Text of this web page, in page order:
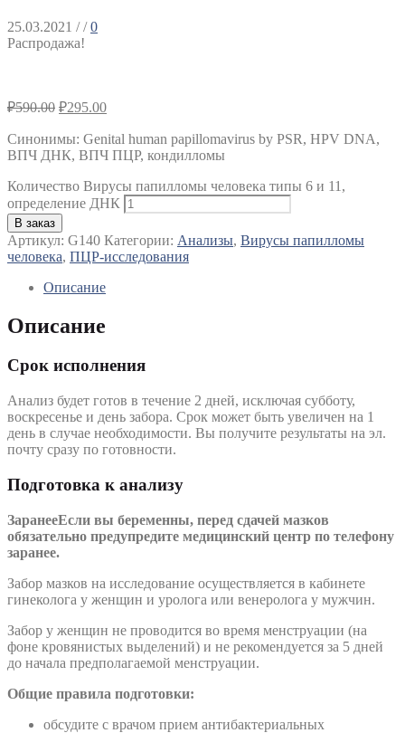
25.03.2021 / /0
Распродажа!
₽590.00 ₽295.00
Синонимы: Genital human papillomavirus by PSR, HPV DNA,
ВПЧ ДНК, ВПЧ ПЦР, кондилломы
Количество Вирусы папилломы человека типы 6 и 11,
определение ДНК
В заказ
Артикул: G140 Категории: Анализы, Вирусы папилломы
человека, ПЦР-исследования
Описание
Описание
Срок исполнения
Анализ будет готов в течение 2 дней, исключая субботу,
воскресенье и день забора. Срок может быть увеличен на 1
день в случае необходимости. Вы получите результаты на эл.
почту сразу по готовности.
Подготовка к анализу
ЗаранееЕсли вы беременны, перед сдачей мазков
обязательно предупредите медицинский центр по телефону
заранее.
Забор мазков на исследование осуществляется в кабинете
гинеколога у женщин и уролога или венеролога у мужчин.
Забор у женщин не проводится во время менструации (на
фоне кровянистых выделений) и не рекомендуется за 5 дней
до начала предполагаемой менструации.
Общие правила подготовки:
обсудите с врачом прием антибактериальных